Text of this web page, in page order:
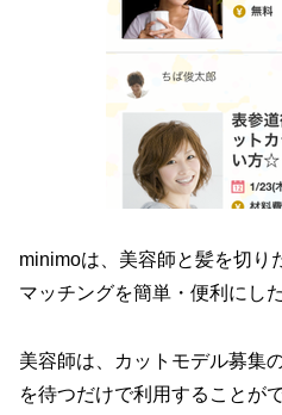
minimoは、美容師と髪を切り
マッチングを簡単・便利にし
美容師は、カットモデル募集
を待つだけで利用することが